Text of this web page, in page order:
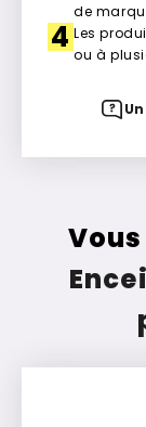
de
4 Les
ou à